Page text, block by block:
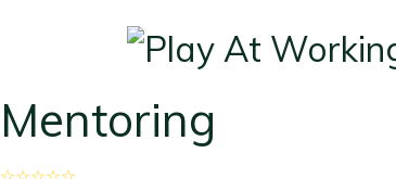
Mentoring